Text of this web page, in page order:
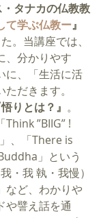
・タナカの仏教教
て学ぶ仏教ー』
。当講座では、
、分かりやす
に、「生活に活
だきます。
悟りとは？』 。
Think ”BIIG” !
、「There is
」という
・我 執・我慢）
など、わかりや
や譬え話を通